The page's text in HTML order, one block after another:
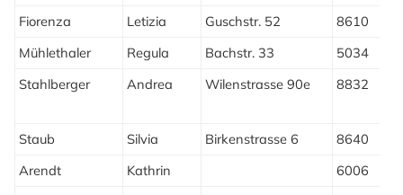
Fiorenza
Letizia Guschstr. 52 8610
Mühlethaler
Regula Bachstr. 33 5034
Stahlberger
Andrea Wilenstrasse 90e 8832
Staub
Silvia Birkenstrasse 6 8640
Arendt
Kathrin 6006